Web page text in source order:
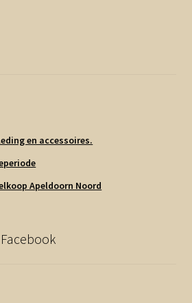
en accessoires.
Apeldoorn Noord